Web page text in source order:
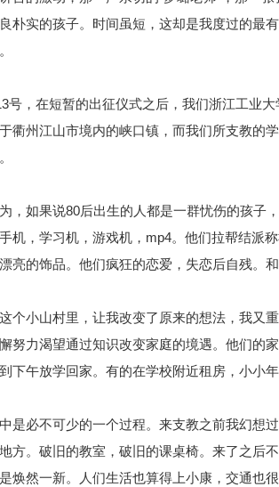
朴实的孩子。时间虽短，这却是我度过的最
号，在短暂的出征仪式之后，我们浙江工业
衢州江山市境内的峡口镇，而我们所支教的
，如果说80后出生的人都是一群忧伤的孩子
机，学习机，游戏机，mp4。他们拉帮结派
亮的饰品。他们疯狂的恋爱，失恋后自残。
个小山村里，让我改变了原来的想法，我又
努力渴望通过知识改变家庭的境遇。他们的
下午放学回家。有的在学校附近租房，小小
是必不可少的一个过程。来支教之前我幻想
方。破旧的教室，破旧的课桌椅。来了之后
焕然一新。人们生活也算得上小康，交通也